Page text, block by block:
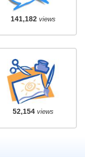
141,182views
52,154views